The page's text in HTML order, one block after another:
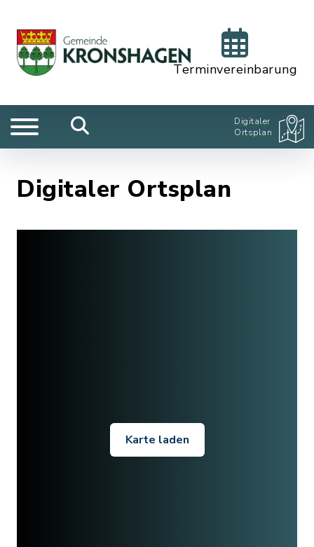
Terminvereinbarung
Digitaler
Ortsplan
Digitaler Ortsplan
Karte laden